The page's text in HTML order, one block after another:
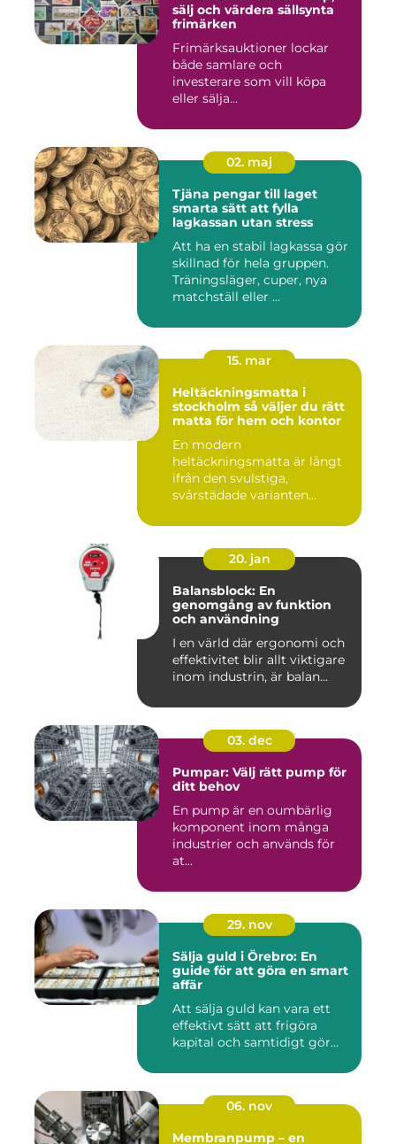
sälj och värdera sällsynta
frimärken
Frimärksauktioner lockar
både samlare och
investerare som vill köpa
eller sälja...
02. maj
Tjäna pengar till laget
smarta sätt att fylla
lagkassan utan stress
Att ha en stabil lagkassa gör
skillnad för hela gruppen.
Träningsläger, cuper, nya
matchställ eller ...
15. mar
Heltäckningsmatta i
stockholm så väljer du rätt
matta för hem och kontor
En modern
heltäckningsmatta är långt
ifrån den svulstiga,
svårstädade varianten
20. jan
Balansblock: En
genomgång av funktion
och användning
I en värld där ergonomi och
effektivitet blir allt viktigare
inom industrin, är balan...
03. dec
Pumpar: Välj rätt pump för
ditt behov
En pump är en oumbärlig
komponent inom många
industrier och används för
at...
29. nov
Sälja guld i Örebro: En
guide för att göra en smart
affär
Att sälja guld kan vara ett
effektivt sätt att frigöra
kapital och samtidigt gör...
06. nov
Membranpump – en